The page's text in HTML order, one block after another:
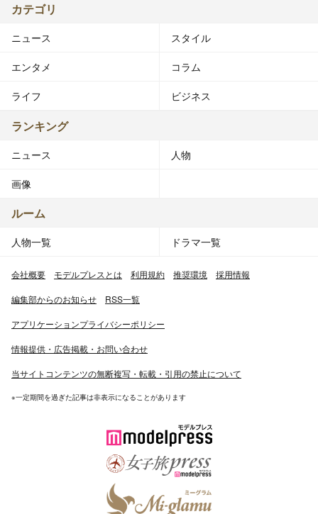
カテゴリ
ニュース スタイル
エンタメ コラム
ライフ ビジネス
ランキング
ニュース 人物
画像
ルーム
人物一覧 ドラマ一覧
会社概要 モデルプレスとは 利用規約 推奨環境 採用情報
編集部からのお知らせ RSS一覧
アプリケーションプライバシーポリシー
情報提供・広告掲載・お問い合わせ
当サイトコンテンツの無断複写・転載・引用の禁止について
※一定期間を過ぎた記事は非表示になることがあります